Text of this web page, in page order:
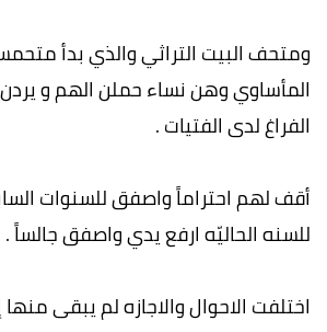
ومتحف البيت التراثي والذي بدأ
المأساوي وهن نساء حملن الهم و
الفراغ لدى الفتيات .
أقف لهم احتراماً واصفق للسنوات
للسنه الحاليّه ارفع يدي واصفق جالساً .
اختلفت الاحوال والاجازه لم يبقى منها